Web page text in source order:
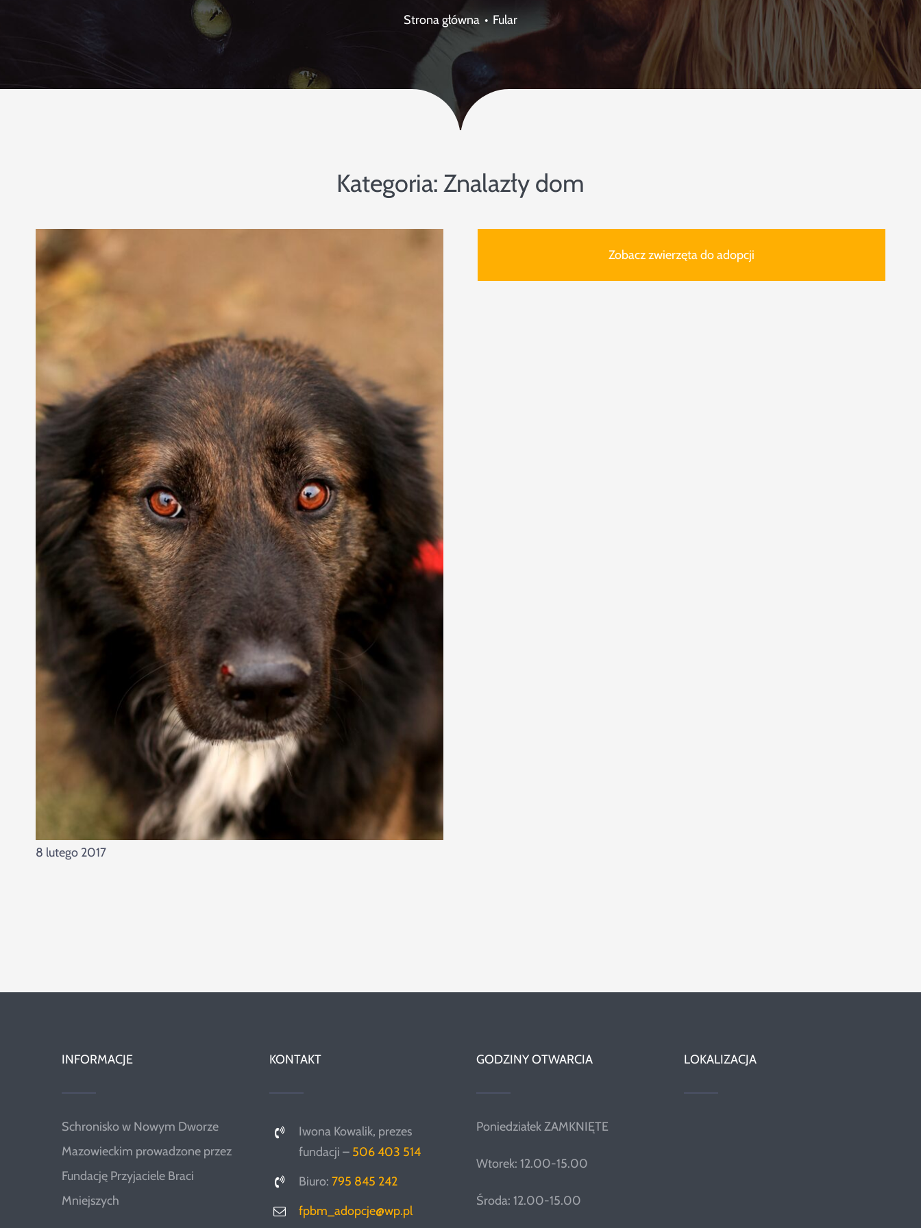
Strona główna Fular
Kategoria: Znalazły dom
8 lutego 2017
Zobacz zwierzęta do adopcji
INFORMACJE
Schronisko w Nowym Dworze
Mazowieckim prowadzone przez
Fundację Przyjaciele Braci
Mniejszych
KONTAKT
Iwona Kowalik, prezes
fundacji – 506 403 514
Biuro: 795 845 242
fpbm_adopcje@wp.pl
GODZINY OTWARCIA
Poniedziałek ZAMKNIĘTE
Wtorek: 12.00-15.00
Środa: 12.00-15.00
LOKALIZACJA